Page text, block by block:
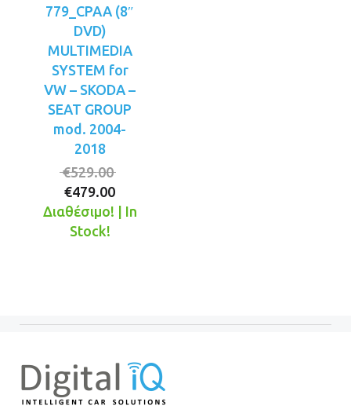
779_CPAA (8″
DVD)
MULTIMEDIA
SYSTEM for
VW – SKODA –
SEAT GROUP
mod. 2004-
2018
€529.00
was:
€479.00
τρέχουσα
Διαθέσιμο! | In
Stock!